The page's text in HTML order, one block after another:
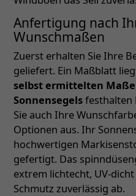
Anfertigung nach
Wunschmaßen
Zuerst erhalten Sie Ihre
geliefert. Ein Maßblatt
selbst ermittelten
Sonnensegelsfesthalten
Sie auch Ihre
Optionen aus. Ihr
hochwertigen
gefertigt. Das
extrem lichtecht, UV-
Schmutz zuverlässig ab.